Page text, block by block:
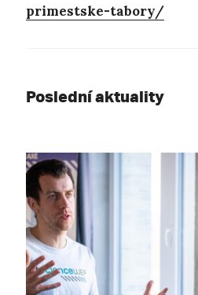
primestske-tabory/
Poslední aktuality